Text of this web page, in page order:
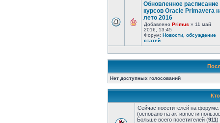
Обновленное расписание
курсов Oracle Primavera
лето 2016
Добавлено Primus » 11 май
2016, 13:45
Форум: Новости, обсуждение
статей
Нет доступных голосований
Сейчас посетителей на
(основано на активности
Больше всего посетителей (911)